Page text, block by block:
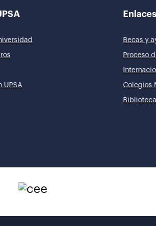
UPSA
Becas y
Proceso
Colegios
Biblioteca